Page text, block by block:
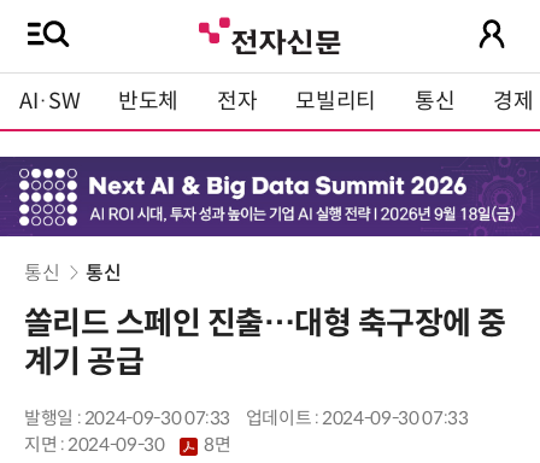
AI·SW 반도체 전자 모빌리티 통신 경제
통신 통신
쏠리드 스페인 진출…대형 축구장에 중
계기 공급
발행일 : 2024-09-30 07:33
업데이트 : 2024-09-30 07:33
지면 :2024-09-30 8면